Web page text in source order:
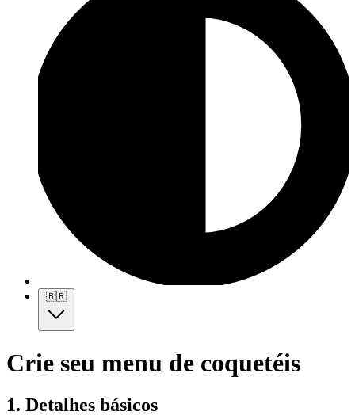
🇧🇷
Crie seu menu de coquetéis
1. Detalhes básicos